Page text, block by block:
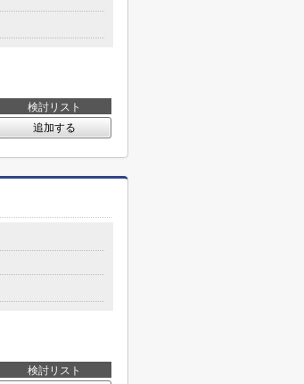
検討リスト
追加する
検討リスト